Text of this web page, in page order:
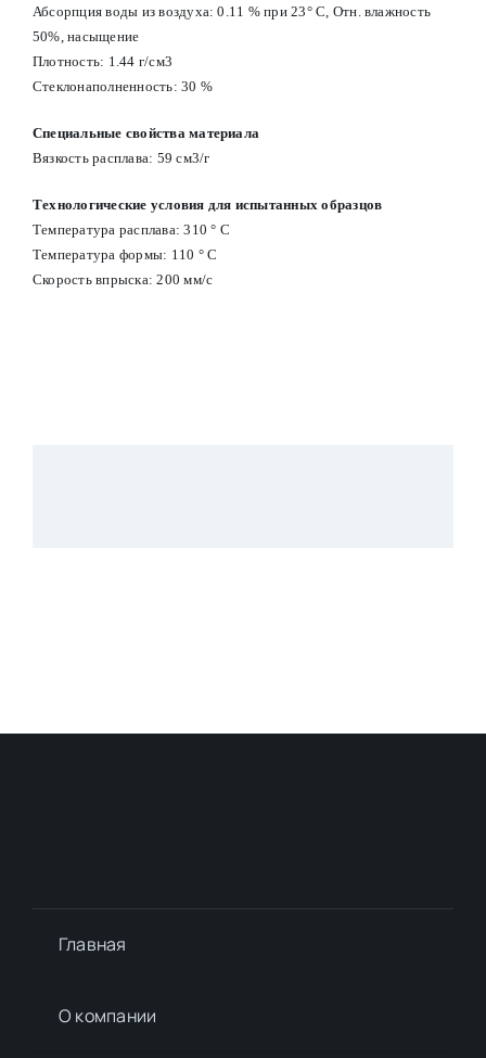
Абсорпция воды из воздуха: 0.11 % при 23° С, Отн. влажность
50%, насыщение
Плотность: 1.44 г/см3
Стеклонаполненность: 30 %
Специальные свойства материала
Вязкость расплава: 59 см3/г
Технологические условия для испытанных образцов
Температура расплава: 310 ° С
Температура формы: 110 ° С
Скорость впрыска: 200 мм/с
Главная
О компании